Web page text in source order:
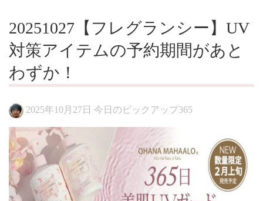
シ
20251027【フレグランシー】UV
対策アイテムの予約期間があと
わずか！
2025年10月27日 今日のピックアップ365